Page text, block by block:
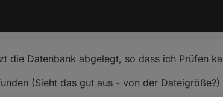
die Datenbank abgelegt, so dass ich Prüfen
(Sieht das gut aus - von der Dateigröße?)